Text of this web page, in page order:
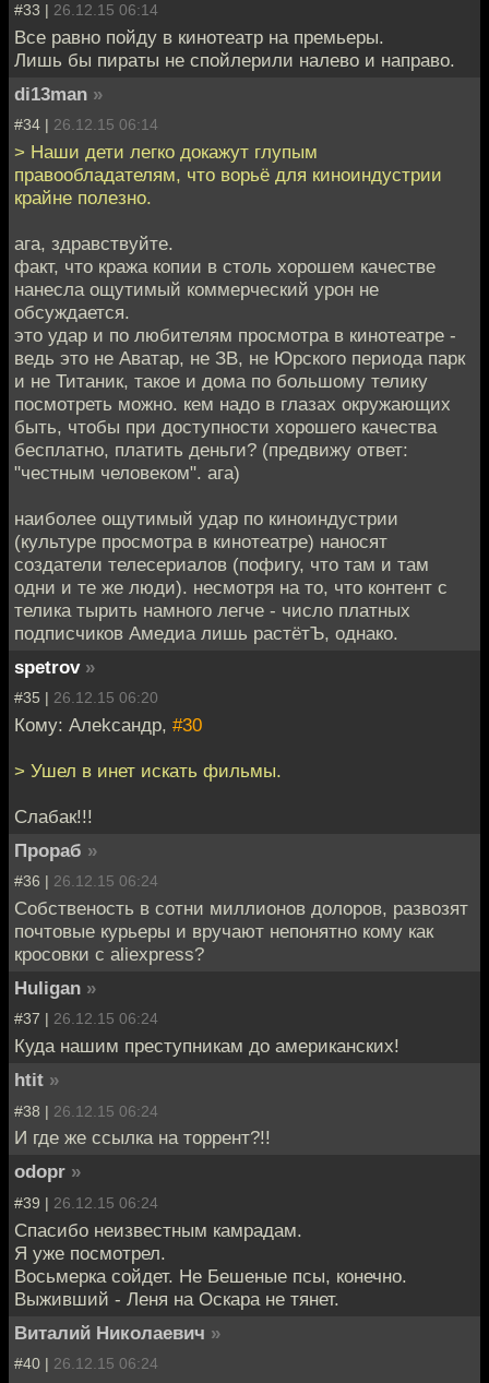
#33 | 26.12.15 06:14
Все равно пойду в кинотеатр на премьеры.
Лишь бы пираты не спойлерили налево и направо.
di13man »
#34 | 26.12.15 06:14
> Наши дети легко докажут глупым
правообладателям, что ворьё для киноиндустрии
крайне полезно.
ага, здравствуйте.
факт, что кража копии в столь хорошем качестве
нанесла ощутимый коммерческий урон не
обсуждается.
это удар и по любителям просмотра в кинотеатре -
ведь это не Аватар, не ЗВ, не Юрского периода парк
и не Титаник, такое и дома по большому телику
посмотреть можно. кем надо в глазах окружающих
быть, чтобы при доступности хорошего качества
бесплатно, платить деньги? (предвижу ответ:
"честным человеком". ага)
наиболее ощутимый удар по киноиндустрии
(культуре просмотра в кинотеатре) наносят
создатели телесериалов (пофигу, что там и там
одни и те же люди). несмотря на то, что контент с
телика тырить намного легче - число платных
подписчиков Амедиа лишь растётЪ, однако.
spetrov »
#35 | 26.12.15 06:20
Кому: Алеkсандр, #30
> Ушел в инет искать фильмы.
Слабак!!!
Прораб »
#36 | 26.12.15 06:24
Собственость в сотни миллионов долоров, развозят
почтовые курьеры и вручают непонятно кому как
кросовки с aliexpress?
Huligan »
#37 | 26.12.15 06:24
Куда нашим преступникам до американских!
htit »
#38 | 26.12.15 06:24
И где же ссылка на торрент?!!
odopr »
#39 | 26.12.15 06:24
Спасибо неизвестным камрадам.
Я уже посмотрел.
Восьмерка сойдет. Не Бешеные псы, конечно.
Выживший - Леня на Оскара не тянет.
Виталий Николаевич »
#40 | 26.12.15 06:24